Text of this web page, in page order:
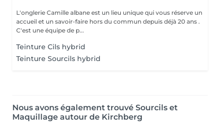
L'onglerie Camille albane est un lieu unique qui vous réserve un
accueil et un savoir-faire hors du commun depuis déjà 20 ans .
C'est une équipe de p...
Teinture Cils hybrid
Teinture Sourcils hybrid
Nous avons également trouvé Sourcils et
Maquillage autour de Kirchberg